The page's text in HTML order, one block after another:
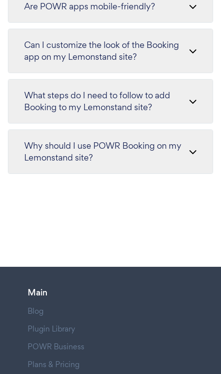
Are POWR apps mobile-friendly?
Can I customize the look of the Booking
app on my Lemonstand site?
What steps do I need to follow to add
Booking to my Lemonstand site?
Why should I use POWR Booking on my
Lemonstand site?
Main
Blog
Plugin Library
POWR Business
Plans & Pricing